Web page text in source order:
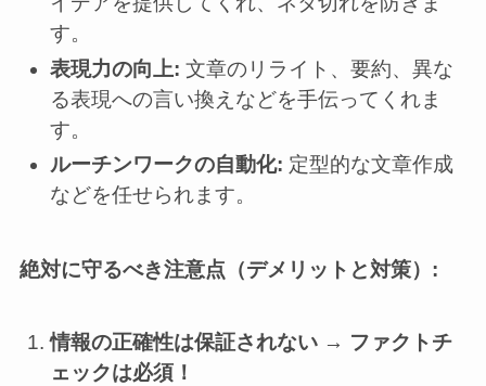
す。
表現力の向上: 文章のリライト、要約、異な
る表現への言い換えなどを手伝ってくれま
す。
ルーチンワークの自動化: 定型的な文章作成
などを任せられます。
絶対に守るべき注意点（デメリットと対策）:
情報の正確性は保証されない → ファクトチ
ェックは必須！